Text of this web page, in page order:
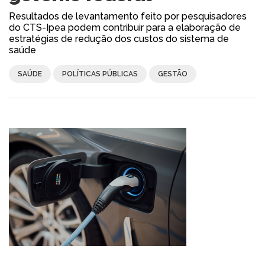
Resultados de levantamento feito por pesquisadores
do CTS-Ipea podem contribuir para a elaboração de
estratégias de redução dos custos do sistema de
saúde
SAÚDE POLÍTICAS PÚBLICAS GESTÃO